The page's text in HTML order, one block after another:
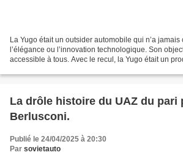
La Yugo était un outsider automobile qui n’a
l’élégance ou l’innovation technologique. Son
accessible à tous. Avec le recul, la Yugo était un
La drôle histoire du UAZ du pari
Berlusconi.
Publié le 24/04/2025 à 20:30
Par sovietauto